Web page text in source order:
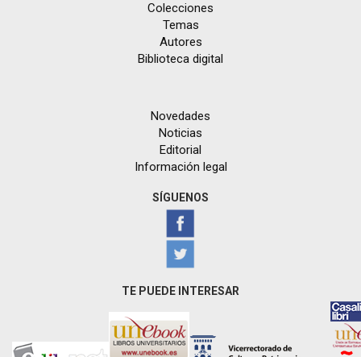
Colecciones
Temas
Autores
Biblioteca digital
Novedades
Noticias
Editorial
Información legal
SÍGUENOS
TE PUEDE INTERESAR